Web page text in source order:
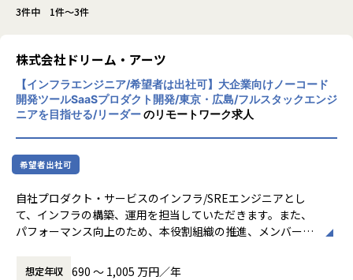
3件中 1件～3件
株式会社ドリーム・アーツ
【インフラエンジニア/希望者は出社可】大企業向けノーコード
開発ツールSaaSプロダクト開発/東京・広島/フルスタックエンジ
ニアを目指せる/リーダーのリモートワーク求人
希望者出社可
自社プロダクト・サービスのインフラ/SREエンジニアとし
て、インフラの構築、運用を担当していただきます。また、
パフォーマンス向上のため、本役割組織の推進、メンバーの
します。
想定年収 690 〜 1,005 万円／年